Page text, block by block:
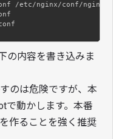
/etc/nginx/conf/
の内容を書き込みま
のは危険ですが、本
で動かします。本番
作ることを強く推奨